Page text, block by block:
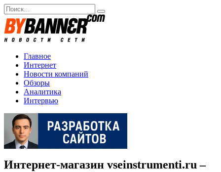
Перейти
к
содержанию
Search
for:
Главное
Интернет
Новости компаний
Обзоры
Аналитика
Интервью
Интернет-магазин vseinstrumenti.ru –